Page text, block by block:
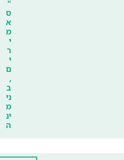
"
ס
א
מ
י
ר
י
ם
,
ב
ני
מ
ינ
ה